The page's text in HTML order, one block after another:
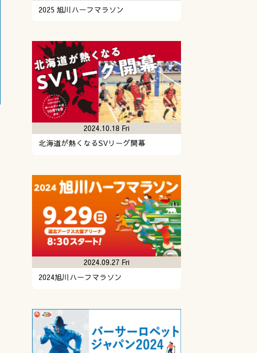
2025 旭川ハーフマラソン
北海道が熱くなるSVリーグ開幕
2024.10.18 Fri
2024旭川ハーフマラソン
2024.09.27 Fri